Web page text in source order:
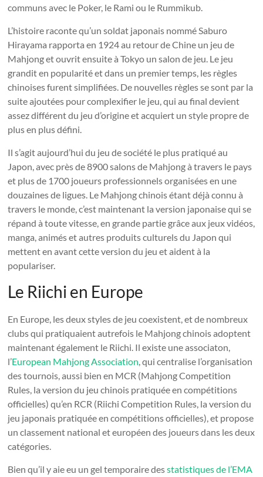
communs avec le Poker, le Rami ou le Rummikub.
L’histoire raconte qu’un soldat japonais nommé Saburo
Hirayama rapporta en 1924 au retour de Chine un jeu de
Mahjong et ouvrit ensuite à Tokyo un salon de jeu. Le jeu
grandit en popularité et dans un premier temps, les règles
chinoises furent simplifiées. De nouvelles règles se sont par la
suite ajoutées pour complexifier le jeu, qui au final devient
assez différent du jeu d’origine et acquiert un style propre de
plus en plus défini.
Il s’agit aujourd’hui du jeu de société le plus pratiqué au
Japon, avec près de 8900 salons de Mahjong à travers le pays
et plus de 1700 joueurs professionnels organisées en une
douzaines de ligues. Le Mahjong chinois étant déjà connu à
travers le monde, c’est maintenant la version japonaise qui se
répand à toute vitesse, en grande partie grâce aux jeux vidéos,
manga, animés et autres produits culturels du Japon qui
mettent en avant cette version du jeu et aident à la
populariser.
Le Riichi en Europe
En Europe, les deux styles de jeu coexistent, et de nombreux
clubs qui pratiquaient autrefois le Mahjong chinois adoptent
maintenant également le Riichi. Il existe une associaton,
l’European Mahjong Association, qui centralise l’organisation
des tournois, aussi bien en MCR (Mahjong Competition
Rules, la version du jeu chinois pratiquée en compétitions
officielles) qu’en RCR (Riichi Competition Rules, la version du
jeu japonais pratiquée en compétitions officielles), et propose
un classement national et européen des joueurs dans les deux
catégories.
Bien qu’il y aie eu un gel temporaire desstatistiques de l’EMA